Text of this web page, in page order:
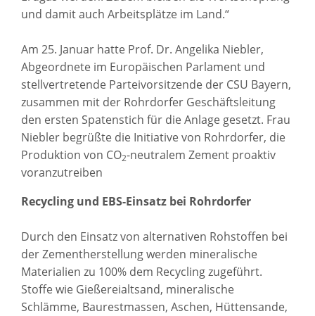
und damit auch Arbeitsplätze im Land.“
Am 25. Januar hatte Prof. Dr. Angelika Niebler,
Abgeordnete im Europäischen Parlament und
stellvertretende Parteivorsitzende der CSU Bayern,
zusammen mit der Rohrdorfer Geschäftsleitung
den ersten Spatenstich für die Anlage gesetzt. Frau
Niebler begrüßte die Initiative von Rohrdorfer, die
Produktion von CO2-neutralem Zement proaktiv
voranzutreiben
Recycling und EBS-Einsatz bei Rohrdorfer
Durch den Einsatz von alternativen Rohstoffen bei
der Zementherstellung werden mineralische
Materialien zu 100% dem Recycling zugeführt.
Stoffe wie Gießereialtsand, mineralische
Schlämme, Baurestmassen, Aschen, Hüttensande,